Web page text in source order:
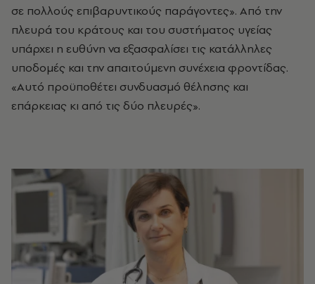
σε πολλούς επιβαρυντικούς παράγοντες». Από την
πλευρά του κράτους και του συστήματος υγείας
υπάρχει η ευθύνη να εξασφαλίσει τις κατάλληλες
υποδομές και την απαιτούμενη συνέχεια φροντίδας.
«Αυτό προϋποθέτει συνδυασμό θέλησης και
επάρκειας κι από τις δύο πλευρές».